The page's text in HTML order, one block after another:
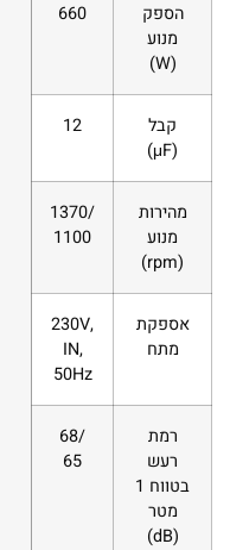
הספק
מנוע
(
W
)
660
קבל
(
μF
)
12
מהירות
מנוע
(
rpm
)
1370/
1100
אספקת
מתח
230V,
IN,
50Hz
רמת
רעש
בטווח 1
מטר
(
dB
)
68/
65